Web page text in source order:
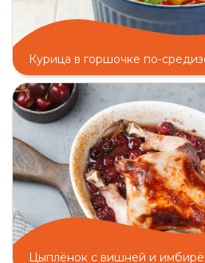
Курица в горшочке по-
Цыплёнок с вишней и